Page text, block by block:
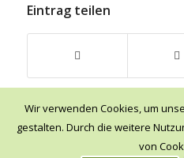
Eintrag teilen
Wir verwenden Cookies, um
gestalten. Durch die weitere
von